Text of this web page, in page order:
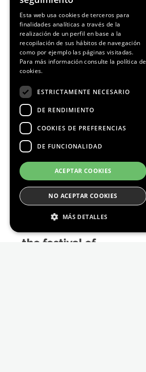
Media Partners
Esta web usa cookies de terceros para
finalidades analíticas a través de la
realización de un perfil en base a la
recopilación de sus hábitos de navegación
como por ejemplo las páginas visitadas.
Para más información consulte la política de
cookies.
ESTRICTAMENTE NECESARIO
DE RENDIMIENTO
COOKIES DE PREFERENCIAS
DE FUNCIONALIDAD
ACEPTAR COOKIES
NO ACEPTAR COOKIES
MÁS DETALLES